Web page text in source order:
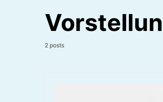
2 posts